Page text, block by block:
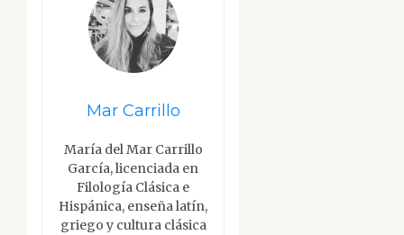
Mar Carrillo
María del Mar Carrillo
García, licenciada en
Filología Clásica e
Hispánica, enseña latín,
griego y cultura clásica